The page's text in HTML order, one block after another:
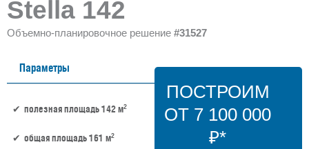
Stella 142
Объемно-планировочное решение #31527
Параметры
полезная площадь 142 м2
общая площадь 161 м2
ПОСТРОИМ
ОТ 7 100 000
₽*